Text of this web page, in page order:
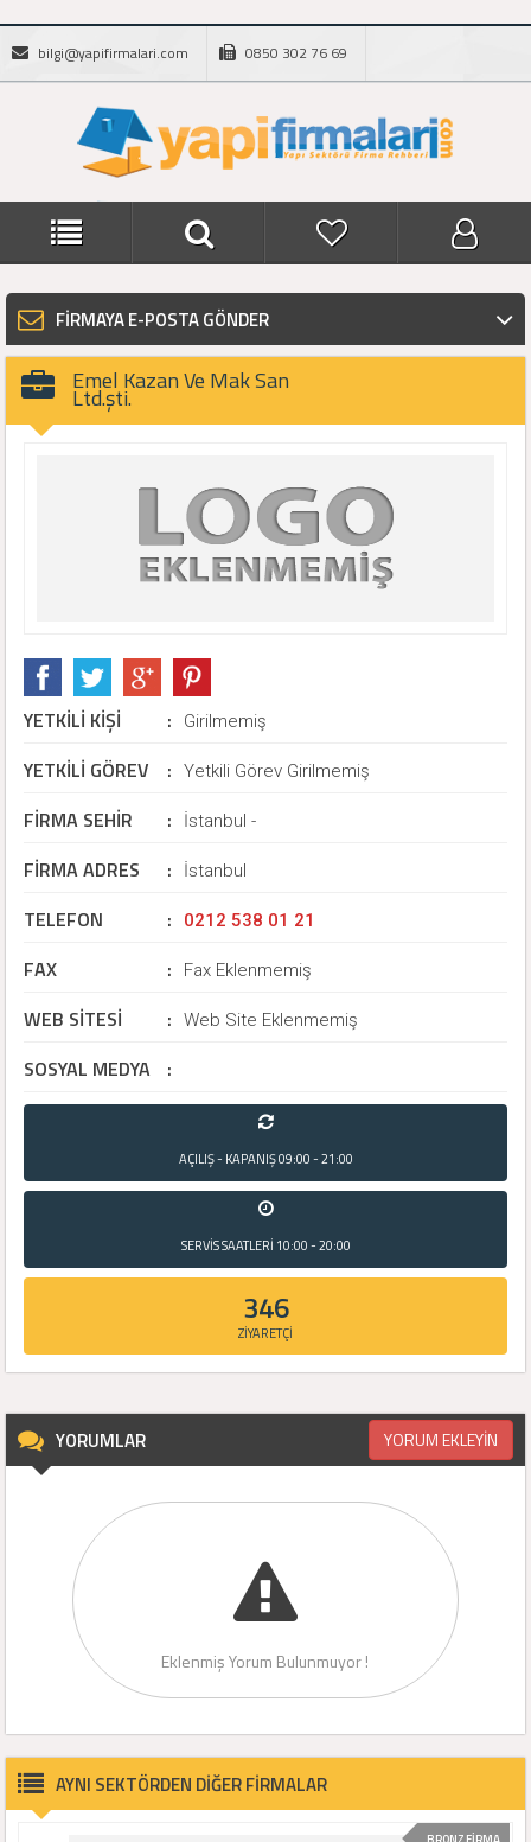
bilgi@yapifirmalari.com 0850 302 76 69
FİRMAYA E-POSTA GÖNDER
Emel Kazan Ve Mak San
Ltd.şti.
YETKİLİ KİŞİ : Girilmemiş
YETKİLİ GÖREV : Yetkili Görev Girilmemiş
FİRMA SEHİR : İstanbul -
FİRMA ADRES : İstanbul
TELEFON : 0212 538 01 21
FAX : Fax Eklenmemiş
WEB SİTESİ : Web Site Eklenmemiş
SOSYAL MEDYA :
AÇILIŞ - KAPANIŞ09:00 - 21:00
SERVİS SAATLERİ 10:00 - 20:00
346
ZİYARETÇİ
YORUMLAR YORUM EKLEYİN
Eklenmiş Yorum Bulunmuyor !
AYNI SEKTÖRDEN DİĞER FİRMALAR